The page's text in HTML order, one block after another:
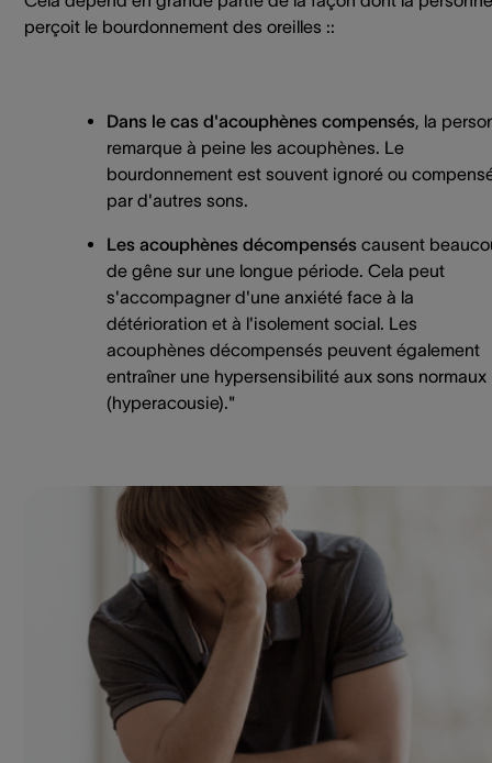
perçoit le bourdonnement des oreilles ::
Dans le cas d'acouphènes compensés , la
remarque à peine les acouphènes. Le
bourdonnement est souvent ignoré ou
par d'autres sons.
Les acouphènes décompensés causent
de gêne sur une longue période. Cela peut
s'accompagner d'une anxiété face à la
détérioration et à l'isolement social. Les
acouphènes décompensés peuvent également
entraîner une hypersensibilité aux sons normaux
(hyperacousie)."